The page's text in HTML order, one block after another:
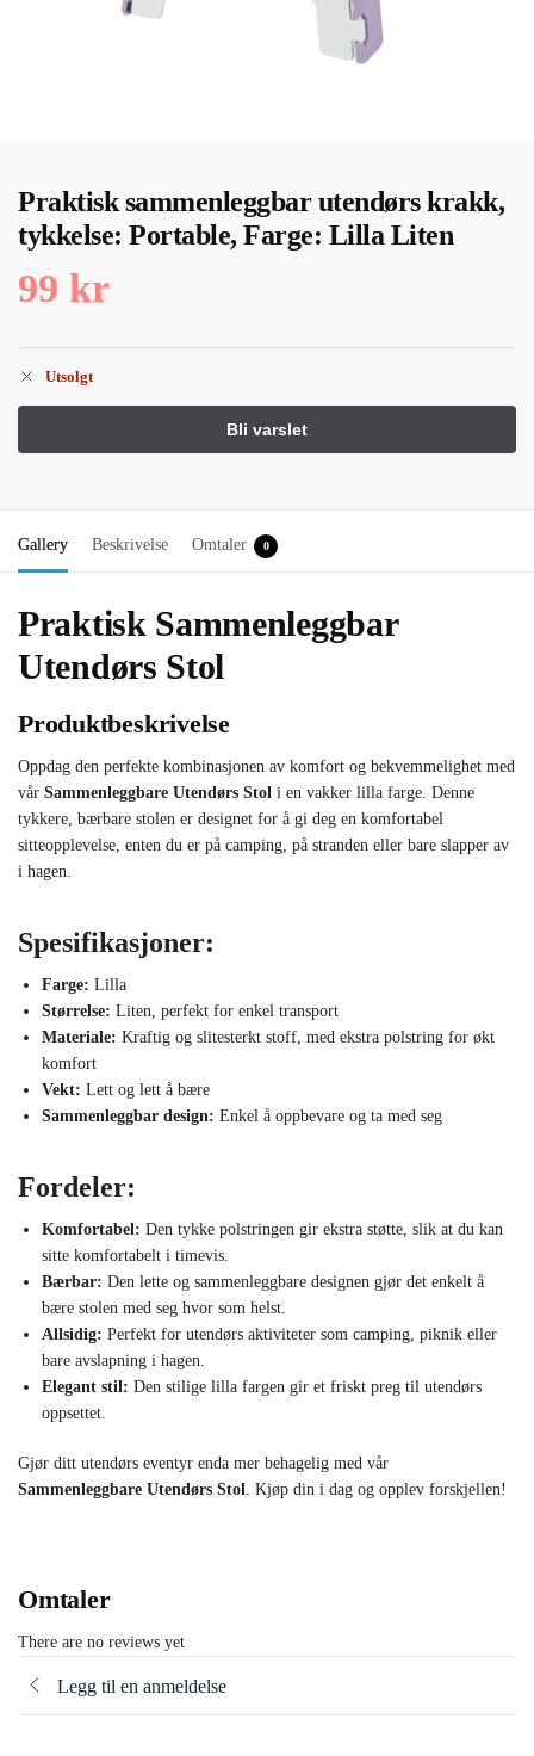
Praktisk sammenleggbar utendørs krakk,
tykkelse: Portable, Farge: Lilla Liten
99 kr
Utsolgt
Gallery Beskrivelse Omtaler 0
Praktisk Sammenleggbar
Utendørs Stol
Produktbeskrivelse
Oppdag den perfekte kombinasjonen av komfort og bekvemmelighet med
vår Sammenleggbare Utendørs Stol i en vakker lilla farge. Denne
tykkere, bærbare stolen er designet for å gi deg en komfortabel
sitteopplevelse, enten du er på camping, på stranden eller bare slapper av
i hagen.
Spesifikasjoner:
Farge: Lilla
Størrelse: Liten, perfekt for enkel transport
Materiale: Kraftig og slitesterkt stoff, med ekstra polstring for økt
komfort
Vekt: Lett og lett å bære
Sammenleggbar design: Enkel å oppbevare og ta med seg
Fordeler:
Komfortabel: Den tykke polstringen gir ekstra støtte, slik at du kan
sitte komfortabelt i timevis.
Bærbar: Den lette og sammenleggbare designen gjør det enkelt å
bære stolen med seg hvor som helst.
Allsidig: Perfekt for utendørs aktiviteter som camping, piknik eller
bare avslapning i hagen.
Elegant stil: Den stilige lilla fargen gir et friskt preg til utendørs
oppsettet.
Gjør ditt utendørs eventyr enda mer behagelig med vår
Sammenleggbare Utendørs Stol
. Kjøp din i dag og opplev forskjellen!
Omtaler
There are no reviews yet
Legg til en anmeldelse